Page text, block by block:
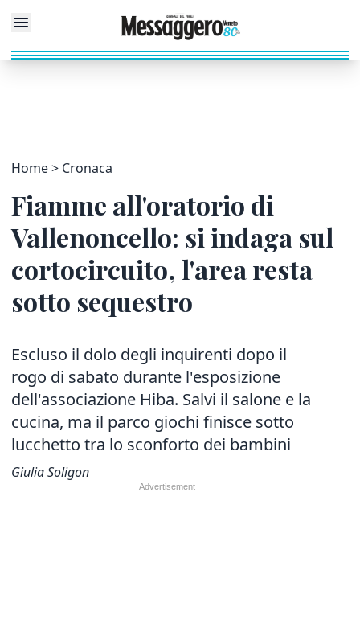
Home Cronaca
Fiamme all'oratorio di
Vallenoncello: si indaga sul
cortocircuito, l'area resta
sotto sequestro
Escluso il dolo degli inquirenti dopo il
rogo di sabato durante l'esposizione
dell'associazione Hiba. Salvi il salone e la
cucina, ma il parco giochi finisce sotto
lucchetto tra lo sconforto dei bambini
Giulia Soligon